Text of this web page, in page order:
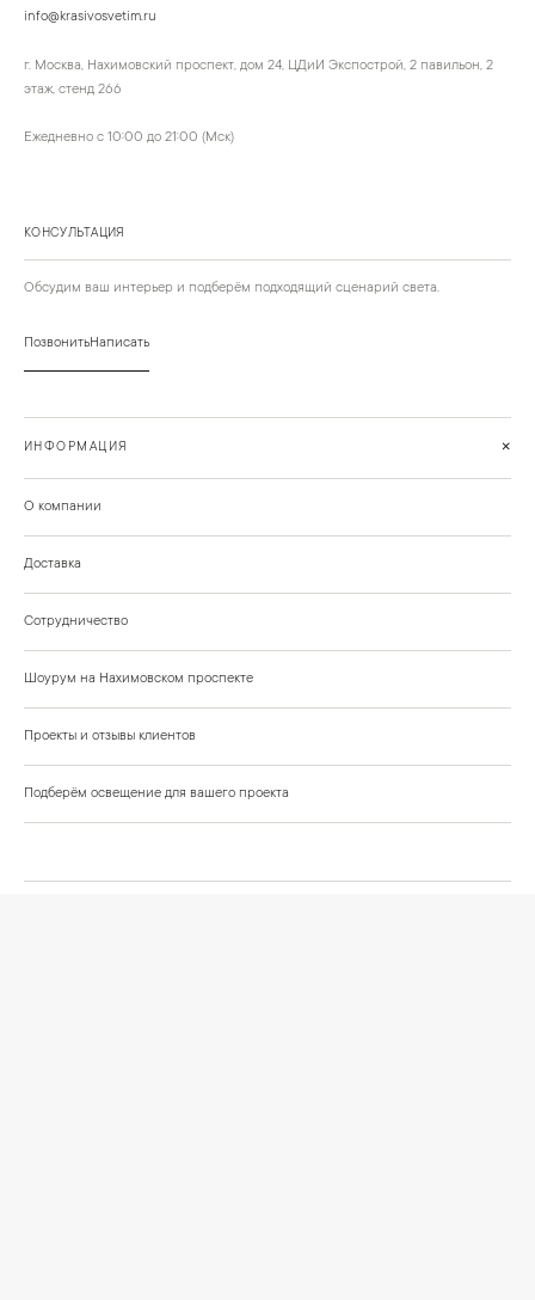
info@krasivosvetim.ru
г. Москва, Нахимовский проспект, дом 24, ЦДиИ Экспострой, 2 павильон, 2
этаж, стенд 266
Ежедневно с 10:00 до 21:00 (Мск)
КОНСУЛЬТАЦИЯ
Обсудим ваш интерьер и подберём подходящий сценарий света.
ПозвонитьНаписать
ИНФОРМАЦИЯ +
О компании
Доставка
Сотрудничество
Шоурум на Нахимовском проспекте
Проекты и отзывы клиентов
Подберём освещение для вашего проекта